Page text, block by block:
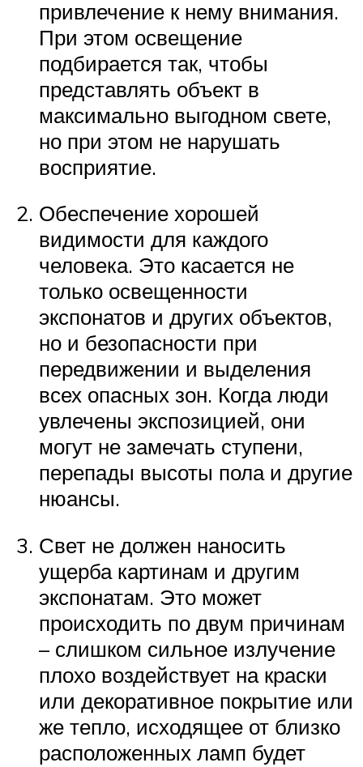
привлечение к нему внимания.
При этом освещение
подбирается так, чтобы
представлять объект в
максимально выгодном свете,
но при этом не нарушать
восприятие.
Обеспечение хорошей
видимости для каждого
человека. Это касается не
только освещенности
экспонатов и других объектов,
но и безопасности при
передвижении и выделения
всех опасных зон. Когда люди
увлечены экспозицией, они
могут не замечать ступени,
перепады высоты пола и другие
нюансы.
Свет не должен наносить
ущерба картинам и другим
экспонатам. Это может
происходить по двум причинам
– слишком сильное излучение
плохо воздействует на краски
или декоративное покрытие или
же тепло, исходящее от близко
расположенных ламп будет